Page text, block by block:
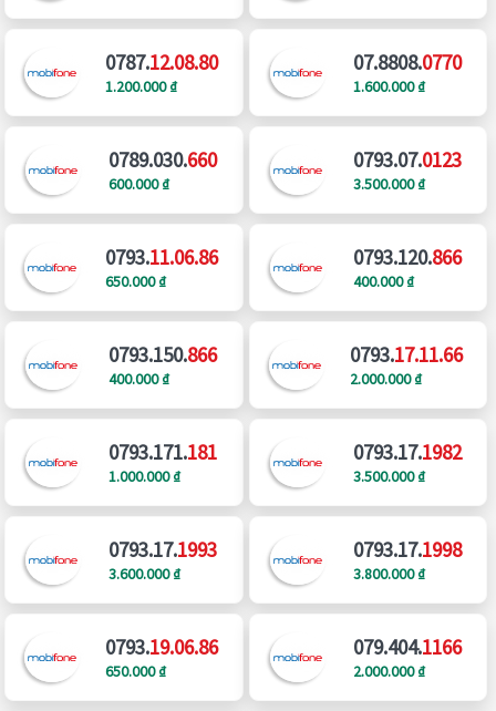
0787.12.08.80
1.200.000 ₫
07.8808.0770
1.600.000 ₫
0789.030.660
600.000 ₫
0793.07.0123
3.500.000 ₫
0793.11.06.86
650.000 ₫
0793.120.866
400.000 ₫
0793.150.866
400.000 ₫
0793.17.11.66
2.000.000 ₫
0793.171.181
1.000.000 ₫
0793.17.1982
3.500.000 ₫
0793.17.1993
3.600.000 ₫
0793.17.1998
3.800.000 ₫
0793.19.06.86
650.000 ₫
079.404.1166
2.000.000 ₫